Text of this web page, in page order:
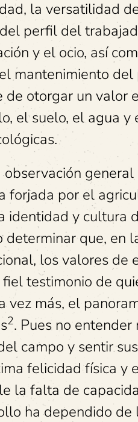
la versatilidad
perfil del
y el ocio, así
mantenimiento del
de otorgar un valor
el suelo, el agua y
general
forjada por el
identidad y cultura
determinar que, en
los valores de
testimonio de
vez más, el
2. Pues no entender
campo y sentir
felicidad física y
la falta de
ha dependido de